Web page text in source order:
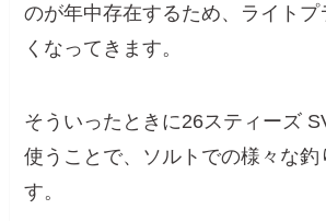
のが年中存在するため、ライトプ
くなってきます。
そういったときに26スティーズ
使うことで、ソルトでの様々な釣
す。